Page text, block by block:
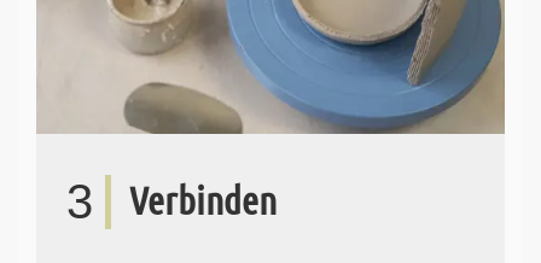
3 Verbinden